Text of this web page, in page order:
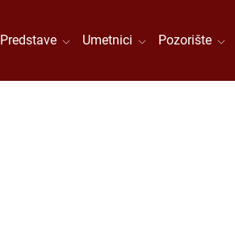
Predstave Umetnici Pozorište